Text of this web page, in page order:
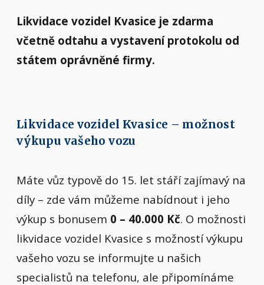
Likvidace vozidel Kvasice je zdarma
včetně odtahu a vystavení protokolu od
státem oprávněné firmy.
Likvidace vozidel Kvasice – možnost
výkupu vašeho vozu
Máte vůz typově do 15. let stáří zajímavý na
díly – zde vám můžeme nabídnout i jeho
výkup s bonusem 0 – 40.000 Kč. O možnosti
likvidace vozidel Kvasice s možností výkupu
vašeho vozu se informujte u našich
specialistů na telefonu, ale připomínáme